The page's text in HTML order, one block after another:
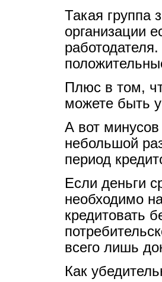
Такая группа
организации
Плюс в том,
можете быть
А вот
небольшой
период
Если деньги
необходимо
кредитовать
всего лишь
Как